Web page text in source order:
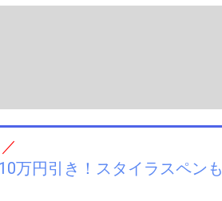
万円引き！スタイラスペンも